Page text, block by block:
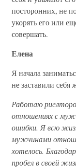
посторонних, не
укорять его или
совершать.
Елена
Я начала
не заставили себя
Работаю
отношениях с
ошибки. Я всю
мужчинами
хотелось.
пробел в своей